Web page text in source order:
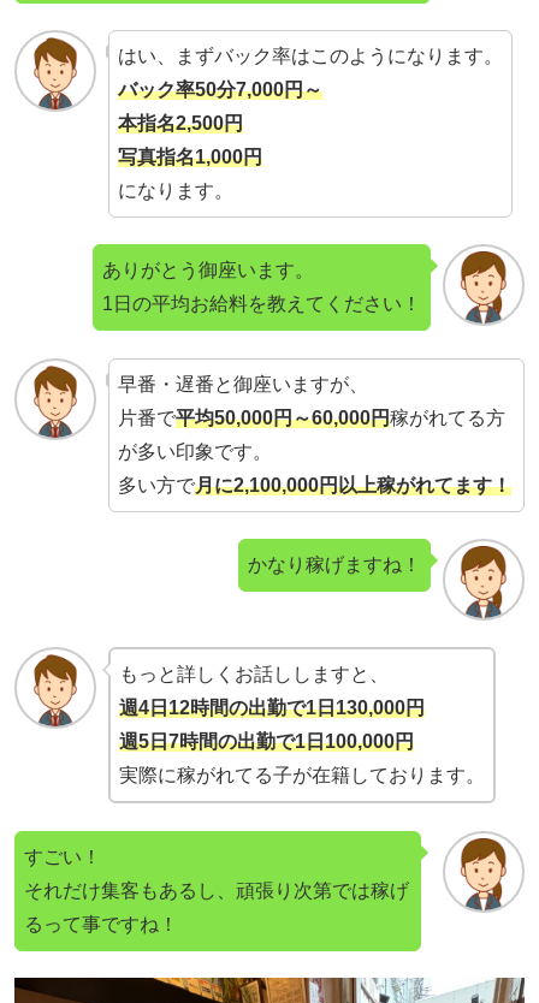
はい、まずバック率はこのようになります。
バック率50分7,000円～
本指名2,500円
写真指名1,000円
になります。
ありがとう御座います。
1日の平均お給料を教えてください！
早番・遅番と御座いますが、
片番で平均50,000円～60,000円稼がれてる方
が多い印象です。
多い方で月に2,100,000円以上稼がれてます！
かなり稼げますね！
もっと詳しくお話ししますと、
週4日12時間の出勤で1日130,000円
週5日7時間の出勤で1日100,000円
実際に稼がれてる子が在籍しております。
すごい！
それだけ集客もあるし、頑張り次第では稼げ
るって事ですね！